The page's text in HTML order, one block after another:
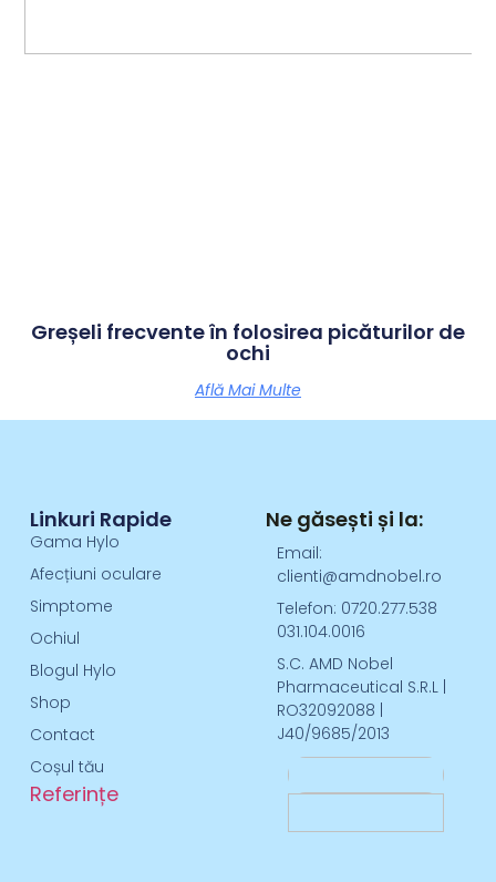
Greșeli frecvente în folosirea picăturilor de
ochi
Află Mai Multe
Linkuri Rapide
Gama Hylo
Afecțiuni oculare
Simptome
Ochiul
Blogul Hylo
Shop
Contact
Coșul tău
Referințe
Ne găsești și la:
Email:
clienti@amdnobel.ro
Telefon: 0720.277.538
031.104.0016
S.C. AMD Nobel
Pharmaceutical S.R.L |
RO32092088 |
J40/9685/2013